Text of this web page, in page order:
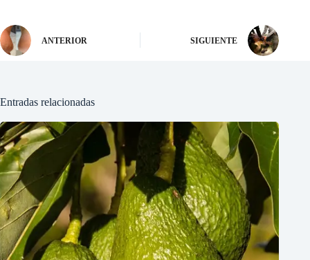
ANTERIOR SIGUIENTE
Entradas relacionadas